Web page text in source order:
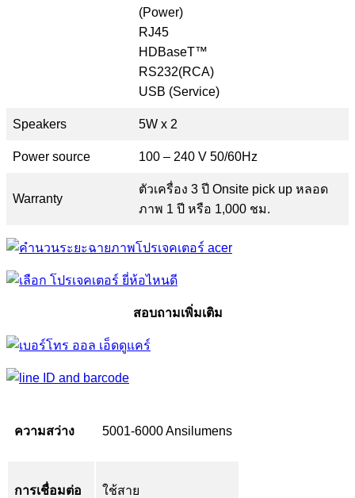
(Power)
RJ45
HDBaseT™
RS232(RCA)
USB (Service)
Speakers 5W x 2
Power source 100 – 240 V 50/60Hz
Warranty
ตัวเครื่อง 3 ปี Onsite pick up หลอด
ภาพ 1 ปี หรือ 1,000 ชม.
สอบถามเพิ่มเติม
ความสว่าง 5001-6000 Ansilumens
การเชื่อมต่อ ใช้สาย